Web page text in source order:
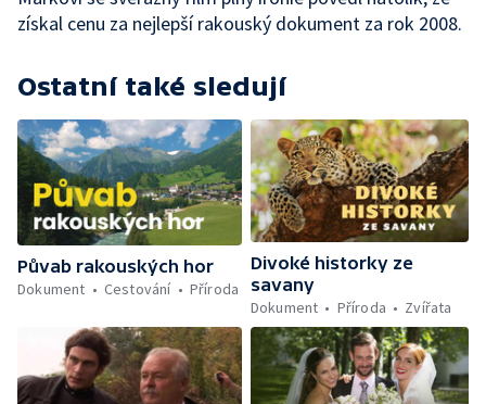
získal cenu za nejlepší rakouský dokument za rok 2008.
Ostatní také sledují
Půvab rakouských hor
Dokument
Cestování Příroda
Divoké historky ze
savany
Dokument
Příroda Zvířata